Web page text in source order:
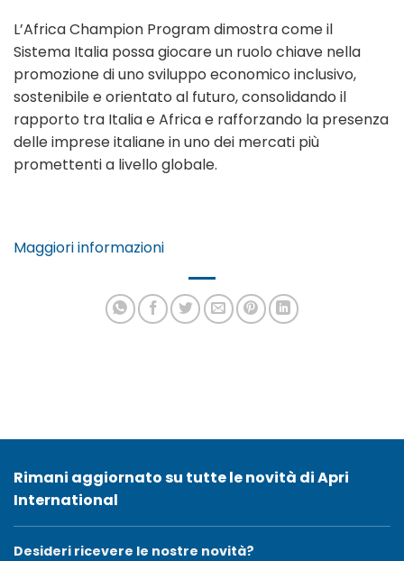
L’Africa Champion Program dimostra come il
Sistema Italia possa giocare un ruolo chiave nella
promozione di uno sviluppo economico inclusivo,
sostenibile e orientato al futuro, consolidando il
rapporto tra Italia e Africa e rafforzando la presenza
delle imprese italiane in uno dei mercati più
promettenti a livello globale.
Maggiori informazioni
Rimani aggiornato su tutte le novità di Apri
International
Desideri ricevere le nostre novità?